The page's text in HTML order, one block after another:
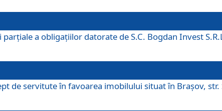
a obligaţiilor datorate de S.C. Bogdan Invest
de servitute în favoarea imobilului situat în Braşov, str.